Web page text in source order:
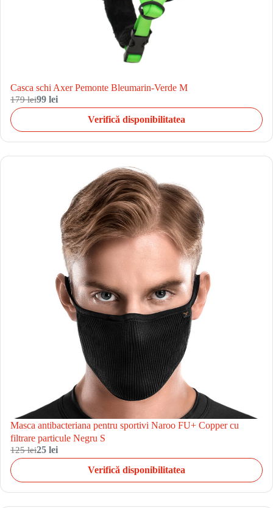
Casca schi Axer Pemonte Bleumarin-Verde M
179 lei99 lei
Verifică disponibilitatea
Masca antibacteriana pentru sportivi Naroo FU+ Copper cu
filtrare particule Negru S
125 lei25 lei
Verifică disponibilitatea